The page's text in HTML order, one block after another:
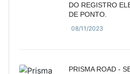
DO REGISTRO
DE PONTO.
08/11/2023
PRISMA ROAD -